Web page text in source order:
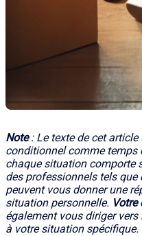
Note: Le texte de cet
conditionnel comme temps
chaque situation comporte
des professionnels tels
peuvent vous donner une
situation personnelle.
également vous diriger
à votre situation spécifique.